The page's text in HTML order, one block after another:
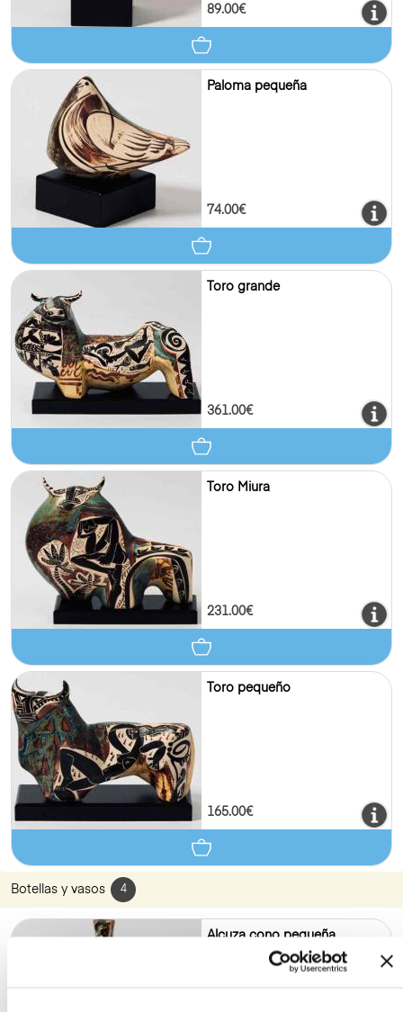
89.00€
Paloma pequeña
74.00€
Toro grande
361.00€
Toro Miura
231.00€
Toro pequeño
165.00€
Botellas y vasos 4
Alcuza cono pequeña